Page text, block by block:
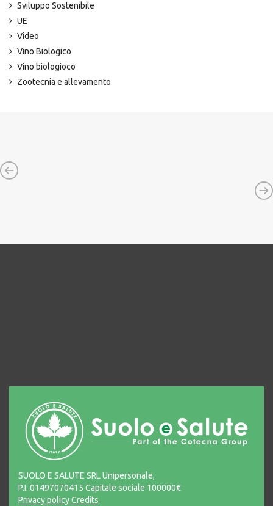
Sviluppo Sostenibile
UE
Video
Vino Biologico
Vino biologioco
Zootecnia e allevamento
SUOLO E SALUTE SRL Unipersonale,
P.I. 01497070415 Capitale sociale 100000€
Privacy policyCredits